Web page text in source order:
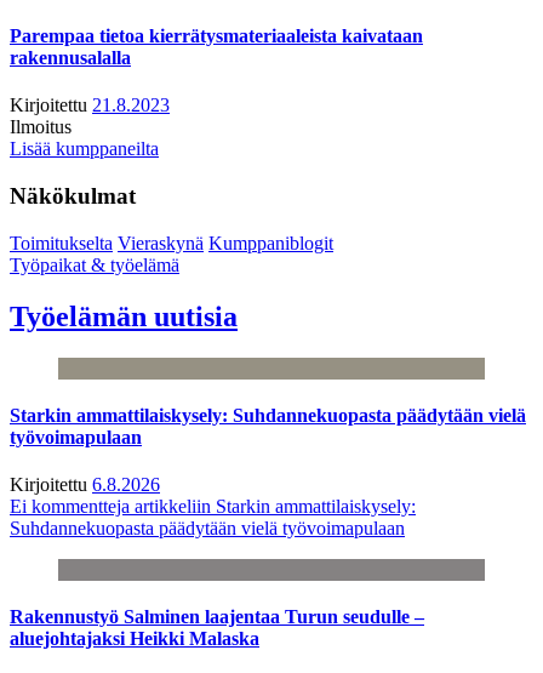
Parempaa tietoa kierrätysmateriaaleista kaivataan
rakennusalalla
Kirjoitettu 21.8.2023
Ilmoitus
Lisää kumppaneilta
Näkökulmat
Toimitukselta Vieraskynä Kumppaniblogit
Työpaikat & työelämä
Työelämän uutisia
Starkin ammattilaiskysely: Suhdannekuopasta päädytään vielä
työvoimapulaan
Kirjoitettu 6.8.2026
Ei kommentteja artikkeliin Starkin ammattilaiskysely:
Suhdannekuopasta päädytään vielä työvoimapulaan
Rakennustyö Salminen laajentaa Turun seudulle –
aluejohtajaksi Heikki Malaska